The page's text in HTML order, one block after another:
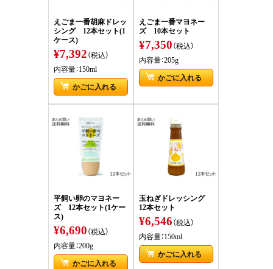
えごま一番胡麻ドレッ
シング 12本セット(1
ケース)
¥7,392（税込）
内容量：150ml
かごに入れる
えごま一番マヨネー
ズ 10本セット
¥7,350（税込）
内容量：205g
かごに入れる
平飼い卵のマヨネー
ズ 12本セット(1ケー
ス)
¥6,690（税込）
内容量：200g
かごに入れる
玉ねぎドレッシング
12本セット
¥6,546（税込）
内容量：150ml
かごに入れる